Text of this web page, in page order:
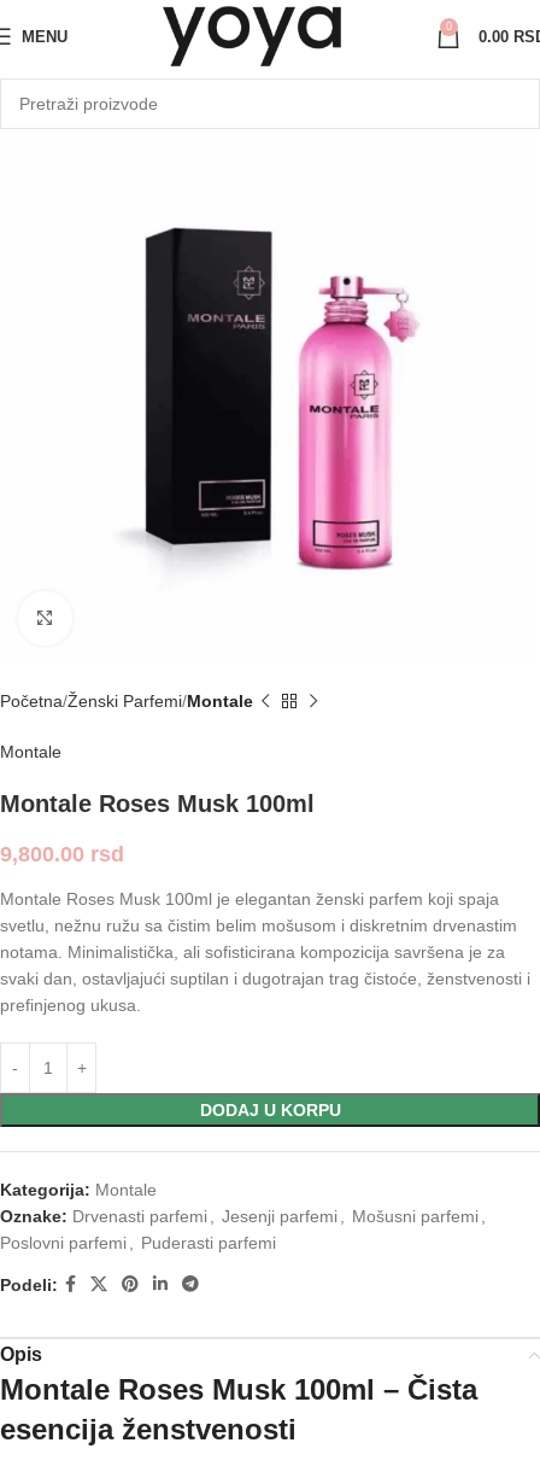
MENU
0
0.00
Početna Ženski Parfemi Montale
Montale
Montale Roses Musk 100ml
9,800.00 rsd
Montale Roses Musk 100ml je elegantan ženski parfem koji spaja
svetlu, nežnu ružu sa čistim belim mošusom i diskretnim drvenastim
notama. Minimalistička, ali sofisticirana kompozicija savršena je za
svaki dan, ostavljajući suptilan i dugotrajan trag čistoće, ženstvenosti i
prefinjenog ukusa.
DODAJ U KORPU
Kategorija: Montale
Oznake: Drvenasti parfemi Jesenji parfemi Mošusni parfemi
Poslovni parfemi
Puderasti parfemi
Podeli:
Opis
Montale Roses Musk 100ml – Čista
esencija ženstvenosti